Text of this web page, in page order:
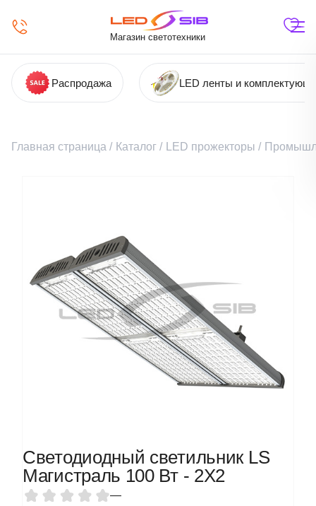
Магазин светотехники
Распродажа LED ленты и
Главная страница / Каталог / LED прожекторы /
Светодиодный светильник LS
Магистраль 100 Вт - 2Х2
—